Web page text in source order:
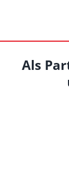
Als